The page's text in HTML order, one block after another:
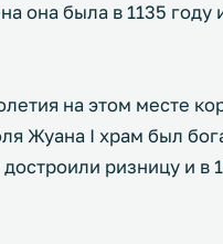
она была в 1135
на этом месте
Жуана I храм был
ризницу и в